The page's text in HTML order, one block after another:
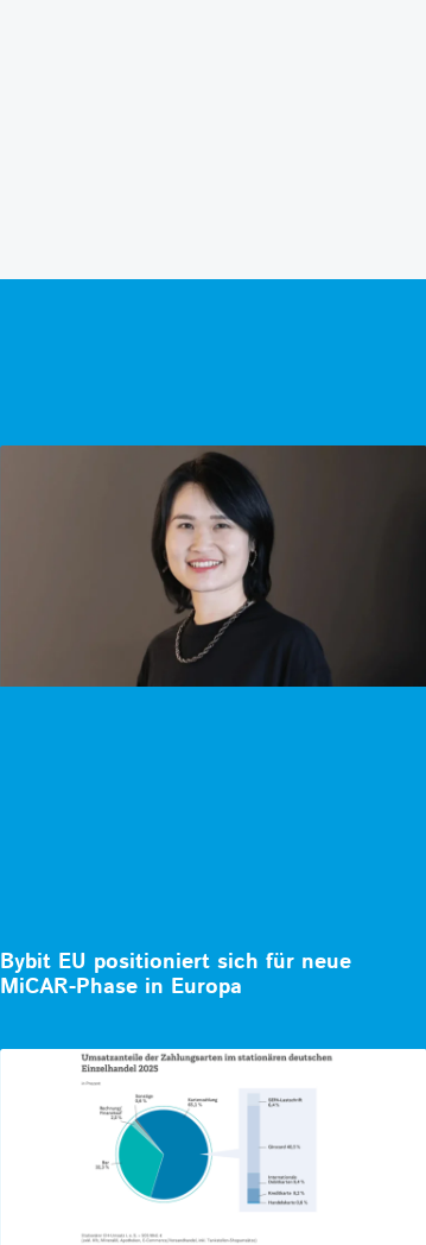
Bybit EU positioniert sich für neue
MiCAR-Phase in Europa